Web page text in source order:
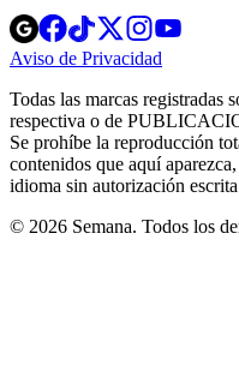
Opens
in
new
Opens
in
new
Opens
in
new
window
Opens
new
windowwindow
Aviso de Privacidad
new
window
Todas las marcas registradas
respectiva o de
Se prohíbe la reproducción
contenidos que aquí
idioma sin autorización
© 2026 Semana. Todos los